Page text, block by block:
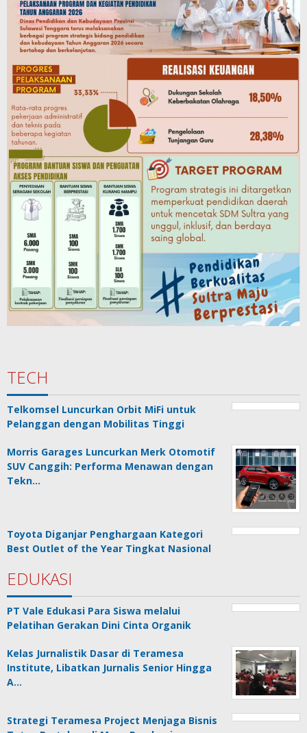
TECH
Telkomsel Luncurkan Orbit MiFi untuk
Pelanggan dengan Mobilitas Tinggi
Morris Garages Luncurkan Merk Otomotif
SUV Canggih: Performa Menawan dengan
Tekn…
Toyota Diganjar Penghargaan Kategori
Best Outlet of the Year Tingkat Nasional
EDUKASI
PT Vale Edukasi Para Siswa melalui
Pelatihan Gerakan Dini Cinta Organik
Kelas Jurnalistik Dasar di Teramesa
Institute, Libatkan Jurnalis Senior Hingga
A…
Strategi Teramesa Project Menjaga Bisnis